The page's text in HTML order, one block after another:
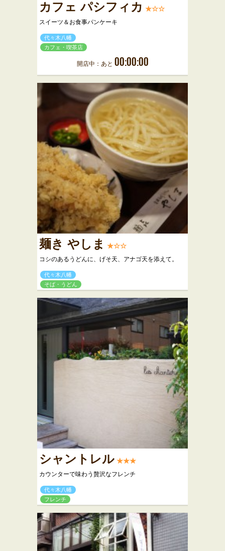
カフェ パシフィカ ★☆☆
スイーツ＆お食事パンケーキ
代々木八幡
カフェ・喫茶店
開店中：あと 00:00:00
麺き やしま ★☆☆
コシのあるうどんに、げそ天、アナゴ天を添えて。
代々木八幡
そば・うどん
シャントレル ★★★
カウンターで味わう贅沢なフレンチ
代々木八幡
フレンチ